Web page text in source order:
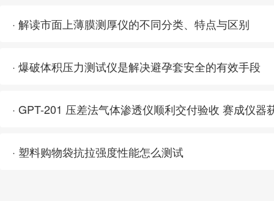
· 解读市面上薄膜测厚仪的不同分类、特点与区别
· 爆破体积压力测试仪是解决避孕套安全的有效手段
· 塑料购物袋抗拉强度性能怎么测试